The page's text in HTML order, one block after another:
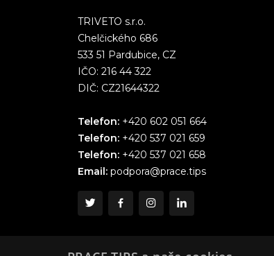
TRIVETO s.r.o.
Chelčického 686
533 51 Pardubice, CZ
IČO: 216 44 322
DIČ: CZ21644322
Telefon: +420 602 051 664
Telefon: +420 537 021 659
Telefon: +420 537 021 658
Email: podpora@prace.tips